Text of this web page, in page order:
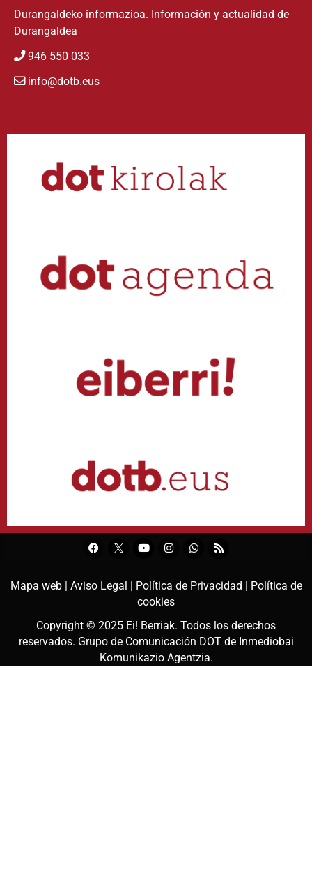
Durangaldeko informazioa. Información y actualidad de
Durangaldea
946 550 033
info@dotb.eus
Mapa web | Aviso Legal | Política de Privacidad | Política de
cookies
Copyright © 2025 Ei! Berriak. Todos los derechos
reservados. Grupo de Comunicación DOT de Inmediobai
Komunikazio Agentzia.